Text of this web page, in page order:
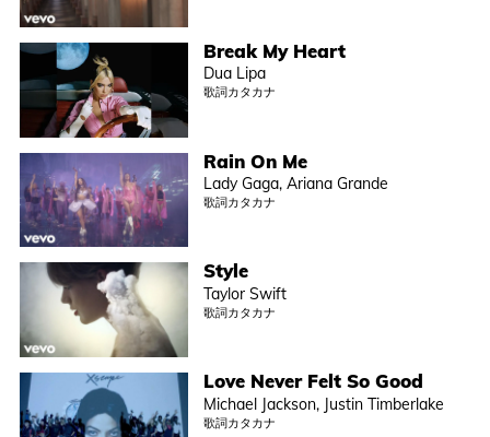
Break My Heart
Dua Lipa
歌詞カタカナ
Rain On Me
Lady Gaga, Ariana Grande
歌詞カタカナ
Style
Taylor Swift
歌詞カタカナ
Love Never Felt So Good
Michael Jackson, Justin Timberlake
歌詞カタカナ